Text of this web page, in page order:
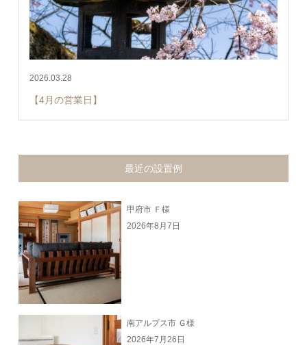
2026.03.28
【4月の営業日】
最近の設置例
甲府市 Ｆ様
2026年8月7日
南アルプス市 Ｇ様
2026年7月26日